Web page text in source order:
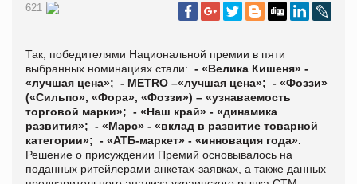
621
Так, победителями Национальной премии в пяти
выбранных номинациях стали: - «Велика Кишеня» -
«лучшая цена»; - METRO –«лучшая цена»; - «Фоззи»
(«Сильпо», «Фора», «Фоззи») – «узнаваемость
торговой марки»; - «Наш край» - «динамика
развития»; - «Марс» - «вклад в развитие товарной
категории»; - «АТБ-маркет» - «инновация года».
Решение о присуждении Премий основывалось на
поданных ритейлерами анкетах-заявках, а также данных